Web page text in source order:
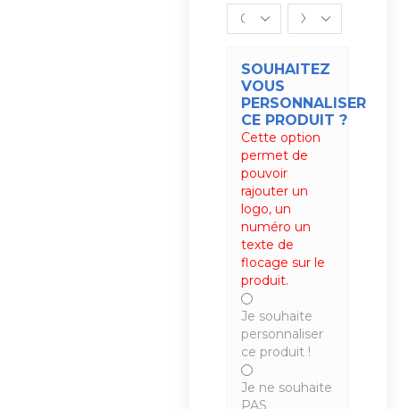
SOUHAITEZ
VOUS
PERSONNALISER
CE PRODUIT ?
Cette option
permet de
pouvoir
rajouter un
logo, un
numéro un
texte de
flocage sur le
produit.
Je souhaite
personnaliser
ce produit !
Je ne souhaite
PAS